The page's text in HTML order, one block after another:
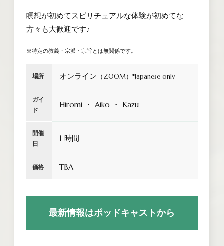
瞑想が初めてスピリチュアルな体験が初めてな
方々も大歓迎です♪
※特定の教義・宗派・宗旨とは無関係です。
場所 オンライン （ZOOM）*Japanese only
ガイ
ド
Hiromi ・ Aiko ・ Kazu
開催
日
1 時間
価格 TBA
最新情報はポッドキャストから